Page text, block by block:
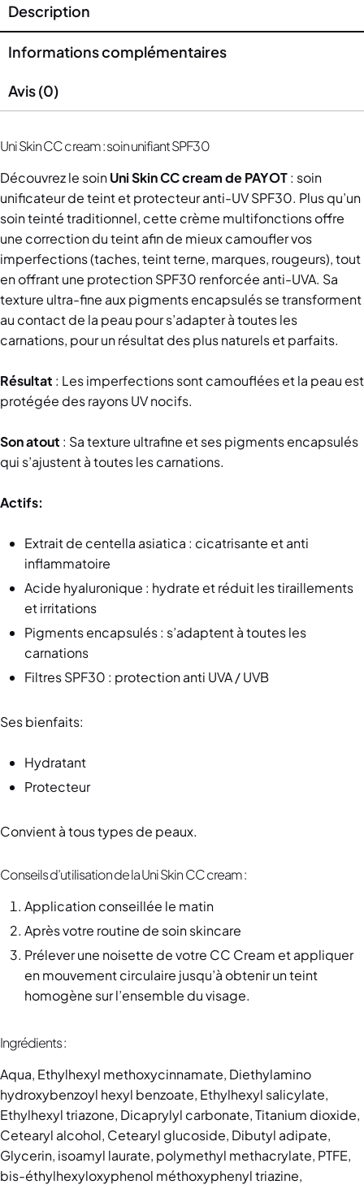
Description
Informations complémentaires
Avis (0)
Uni Skin CC cream : soin unifiant SPF30
Découvrez le soinUni Skin CC creamde PAYOT: soin
unificateur de teint et protecteur anti-UV SPF30. Plus qu’un
soin teinté traditionnel, cette crème multifonctions offre
une correction du teint afin de mieux camoufler vos
imperfections (taches, teint terne, marques, rougeurs), tout
en offrant une protection SPF30 renforcée anti-UVA. Sa
texture ultra-fine aux pigments encapsulés se transforment
au contact de la peau pour s’adapter à toutes les
carnations, pour un résultat des plus naturels et parfaits.
Résultat : Les imperfections sont camouflées et la peau est
protégée des rayons UV nocifs.
Son atout : Sa texture ultrafine et ses pigments encapsulés
qui s’ajustent à toutes les carnations.
Actifs:
Extrait de centella asiatica : cicatrisante et anti
inflammatoire
Acide hyaluronique : hydrate et réduit les tiraillements
et irritations
Pigments encapsulés : s’adaptent à toutes les
carnations
Filtres SPF30 : protection anti UVA / UVB
Ses bienfaits:
Hydratant
Protecteur
Convient à tous types de peaux.
Conseils d’utilisation de la Uni Skin CC cream :
Application conseillée le matin
Après votre routine de soin skincare
Prélever une noisette de votre CC Cream et appliquer
en mouvement circulaire jusqu’à obtenir un teint
homogène sur l’ensemble du visage.
Ingrédients :
Aqua, Ethylhexyl methoxycinnamate, Diethylamino
hydroxybenzoyl hexyl benzoate, Ethylhexyl salicylate,
Ethylhexyl triazone, Dicaprylyl carbonate, Titanium dioxide,
Cetearyl alcohol, Cetearyl glucoside, Dibutyl adipate,
Glycerin, isoamyl laurate, polymethyl methacrylate, PTFE,
bis-éthylhexyloxyphenol méthoxyphenyl triazine,